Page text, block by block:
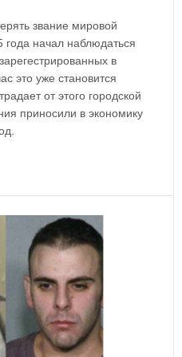
звание мировой
начал наблюдаться
в
это уже становится
от этого городской
приносили в экономику